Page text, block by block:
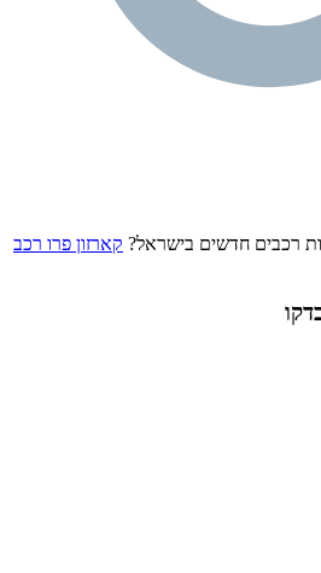
רכבים חדשים בישראל? קארזון פרו רכב